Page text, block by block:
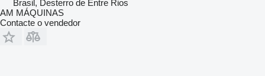
Brasil, Desterro de Entre Rios
AM MÁQUINAS
Contacte o vendedor